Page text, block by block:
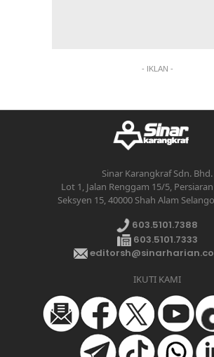
- IKLAN -
Sinar Karangkraf Sdn. Bhd.
Lot 1, Jalan Renggam 15/5,
Seksyen 15, 40000 Shah Alam
603.5101.7388
603.5101.7333
IKUTI KAMI